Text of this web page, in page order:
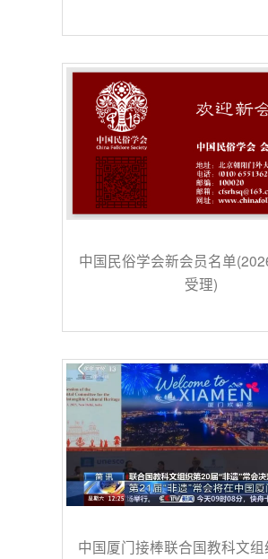
中国民俗学会新会员名单
受理)
中国厦门接棒联合国教科文组